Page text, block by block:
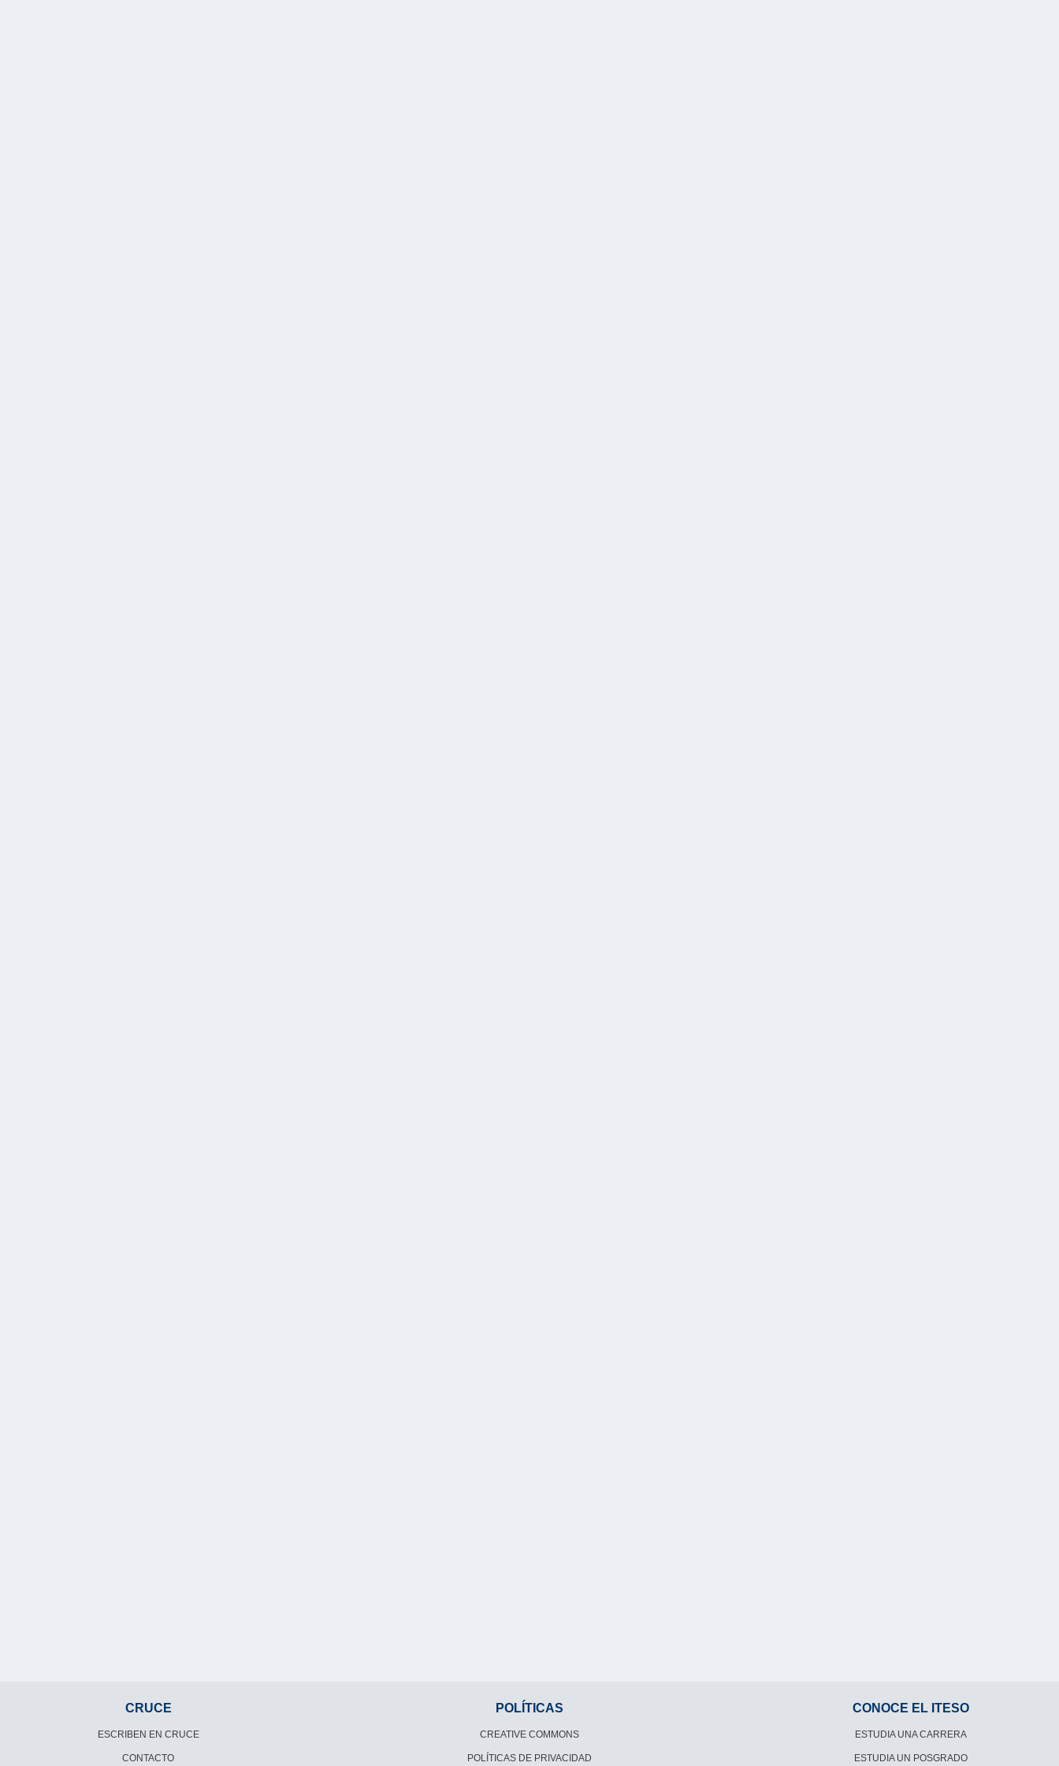
CRUCE
ESCRIBEN EN CRUCE
CONTACTO
POLÍTICAS
CREATIVE COMMONS
POLÍTICAS DE PRIVACIDAD
CONOCE EL ITESO
ESTUDIA UNA CARRERA
ESTUDIA UN POSGRADO